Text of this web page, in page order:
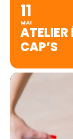
11
MAI
ATELIER
CAP’S